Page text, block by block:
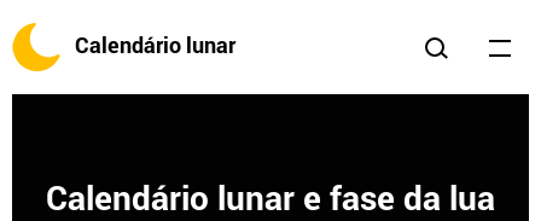
Calendário lunar
Calendário lunar e fase da lua